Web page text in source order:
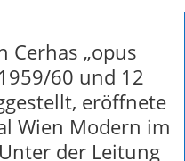
Cerhas „opus
60 und 12
eröffnete
Wien Modern im
der Leitung